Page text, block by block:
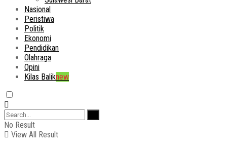
Nasional
Peristiwa
Politik
Ekonomi
Pendidikan
Olahraga
Opini
Kilas Baliknew
No Result
View All Result